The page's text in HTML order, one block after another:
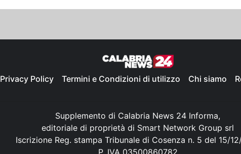
Privacy Policy Termini e Condizioni di utilizzo Chi siamo
Supplemento di Calabria News 24 Informa,
editoriale di proprietà di Smart Network Group srl
Iscrizione Reg. stampa Tribunale di Cosenza n. 5 del 15/
P. IVA 03500860782